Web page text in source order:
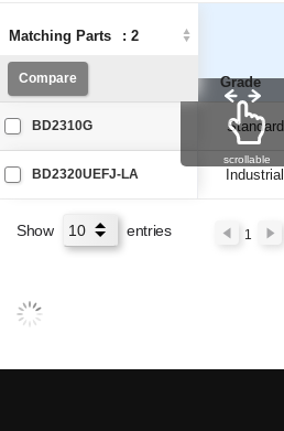
Matching Parts : 2
Compare Grade
BD2310G Standard
BD2320UEFJ-LA Industrial
Matching Parts : 2
Compare Grade
scrollable
Show entries 1